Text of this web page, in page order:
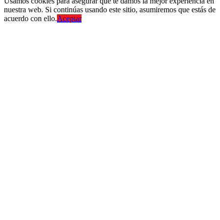
nuestra web. Si continúas usando este sitio, asumiremos que estás de
acuerdo con ello.Aceptar